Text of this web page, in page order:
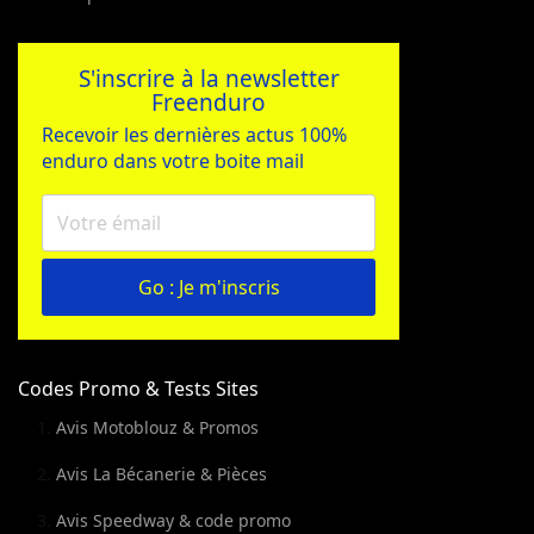
S'inscrire à la newsletter
Freenduro
Recevoir les dernières actus 100%
enduro dans votre boite mail
Go : Je m'inscris
Codes Promo & Tests Sites
Avis Motoblouz & Promos
Avis La Bécanerie & Pièces
Avis Speedway & code promo